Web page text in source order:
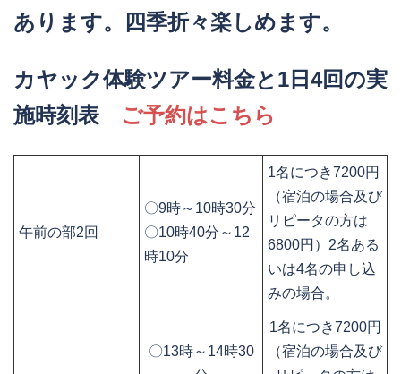
あります。四季折々楽しめます。
カヤック体験ツアー料金と1日4回の実
施時刻表
ご予約はこちら
午前の部2回
〇9時～10時30分
〇10時40分～12
時10分
1名につき7200円
（宿泊の場合及び
リピータの方は
6800円）2名ある
いは4名の申し込
みの場合。
〇13時～14時30
1名につき7200円
（宿泊の場合及び